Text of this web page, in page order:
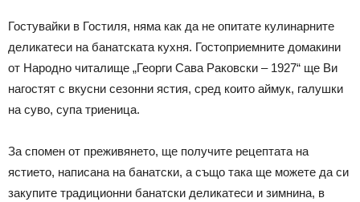
Гостувайки в Гостиля, няма как да не опитате кулинарните
деликатеси на банатската кухня. Гостоприемните домакини
от Народно читалище „Георги Сава Раковски – 1927“ ще Ви
нагостят с вкусни сезонни ястия, сред които аймук, галушки
на суво, супа триеница.
За спомен от преживянето, ще получите рецептата на
ястието, написана на банатски, а също така ще можете да си
закупите традиционни банатски деликатеси и зимнина, в